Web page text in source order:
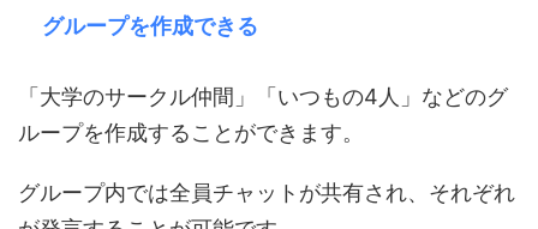
グループを作成できる
「大学のサークル仲間」「いつもの4人」などのグ
ループを作成することができます。
グループ内では全員チャットが共有され、それぞれ